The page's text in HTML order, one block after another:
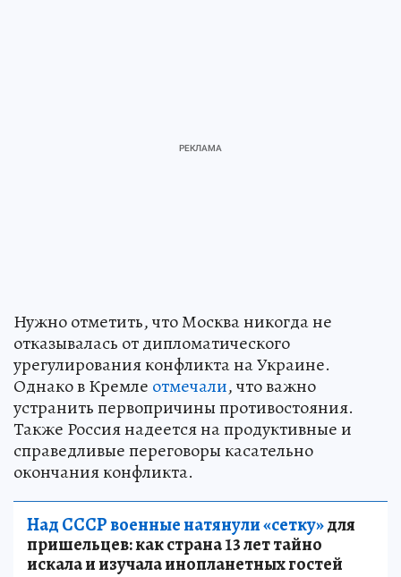
Нужно отметить, что Москва никогда не
отказывалась от дипломатического
урегулирования конфликта на Украине.
Однако в Кремле отмечали, что важно
устранить первопричины противостояния.
Также Россия надеется на продуктивные и
справедливые переговоры касательно
окончания конфликта.
Над СССР военные натянули «сетку»для
пришельцев: как страна 13 лет тайно
искала и изучала инопланетных гостей